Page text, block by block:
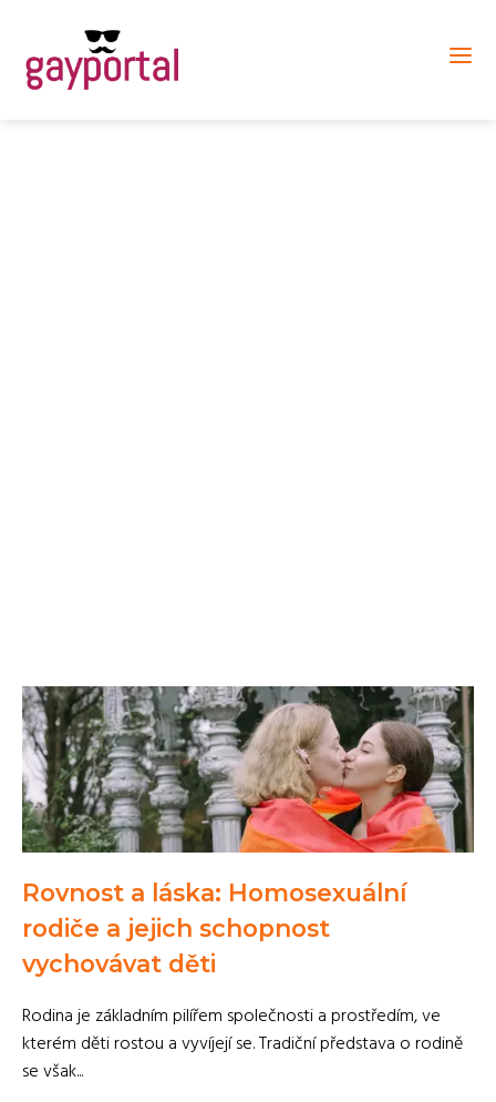
Rovnost a láska: Homosexuální
rodiče a jejich schopnost
vychovávat děti
Rodina je základním pilířem společnosti a prostředím, ve
kterém děti rostou a vyvíjejí se. Tradiční představa o rodině
se však...